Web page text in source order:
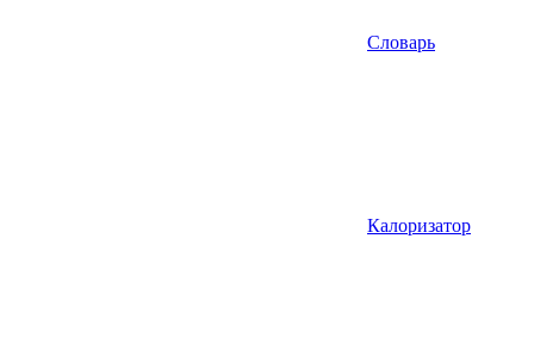
Словарь
Калоризатор